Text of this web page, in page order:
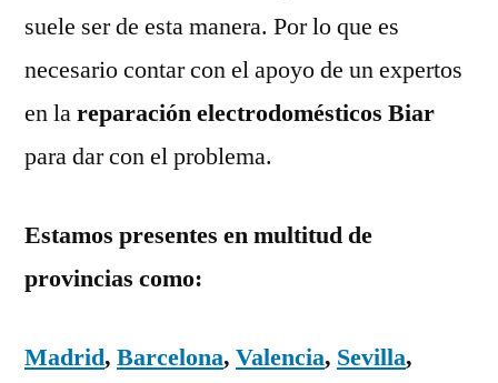
suele ser de esta manera. Por lo que es
necesario contar con el apoyo de un expertos
en lareparación electrodomésticos Biar
para dar con el problema.
Estamos presentes en multitud de
provincias como:
Madrid, Barcelona, Valencia, Sevilla,